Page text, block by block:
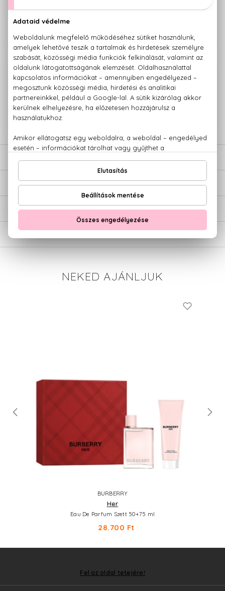
KAPCSOLÓDÓ TERMÉKEK
100% eredeti termékek,14 napos visszaküldési garanciával
Kérdésed van, elakadtál? Hívd ügyfélszolgálatunkat: +36 20
779 1926
ÉRTÉKELÉSEK (0)
SZÁLLÍTÁS
NEKED AJÁNLJUK
BURBERRY
Her
Eau De Parfum Szett 50+75 ml
28.700 Ft
Fel az oldal tetejére!